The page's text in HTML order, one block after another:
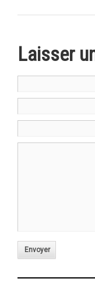
Laisser
Envoyer